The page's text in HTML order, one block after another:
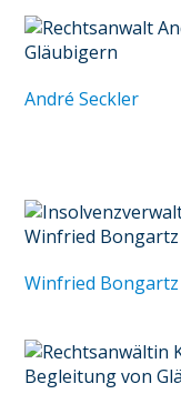
André Seckler
Winfried Bongartz